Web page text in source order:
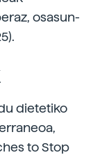
osasun-
dietetiko
to Stop